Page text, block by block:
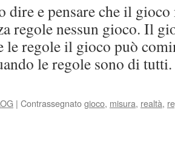
dire e pensare che il
regole nessun gioco. Il
le regole il gioco può
le regole sono di
| Contrassegnatogioco, misura, realtà,